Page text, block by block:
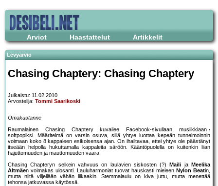
Arviot Haastattelut Artikkelit
Levyarvio
Chasing Chaptery: Chasing Chaptery
Julkaistu: 11.02.2010
Arvostelija: Tommi Saarikoski
Omakustanne
Raumalainen Chasing Chaptery kuvailee Facebook-sivullaan musiikkiaan
softpopiksi. Määritelmä on varsin osuva, sillä yhtye luottaa kepeän tunnelmoinnin
voimaan koko 8 kappaleen esikoisensa ajan. On ihailtavaa, ettei yhtye ole päästänyt
itseään helpolla hukuttamalla kappaleita säröön. Kääntöpuolella on kuitenkin liian
hajuttomuuden ja mauttomuuden vaara.
Chasing Chapteryn selkein vahvuus on laulavien siskosten (?)
Maili ja
Meelika
Altmäen voimakas ulosanti. Lauluharmoniat tuovat hauskasti mieleen Nylon Beatin,
mutta niitä viljellään vähän liikaakin. Stemmalaulu on kiva juttu, mutta menettää
tehonsa jatkuvassa käytössä.